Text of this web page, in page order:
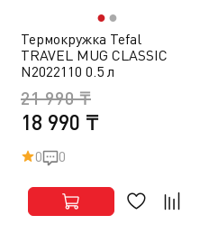
●●
Термокружка Tefal
TRAVEL MUG CLASSIC
N2022110 0.5 л
18 990 ₸
21 990 ₸
0 0